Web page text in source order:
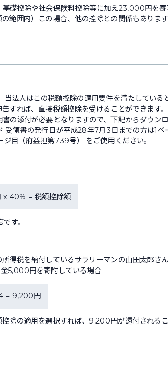
礎控除や社会保険料控除等に加え23,000円を
範囲内）この場合、他の控除との関係もありま
法人はこの税額控除の適用要件を満たしている
すれば、直接税額控除を受けることができます
の添付が必要となりますので、下記からダウン
受領書の発行日が平成28年7月3日までの方は1
目（府益担第739号） をご使用ください。
x 40% = 税額控除額
す。
得税を納付しているサラリーマンの山田太郎さ
5,000円を寄附している場合
= 9,200円
除の適用を選択すれば、9,200円が還付される